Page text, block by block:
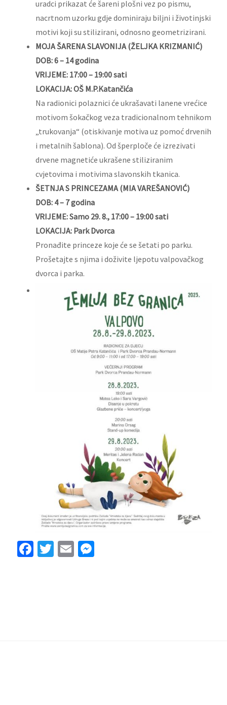
uradci prikazat će šareni plošni vez po pismu,
nacrtnom uzorku gdje dominiraju biljni i životinjski
motivi koji su stilizirani, odnosno geometrizirani.
MOJA ŠARENA SLAVONIJA (ŽELJKA KRIZMANIĆ)
DOB: 6 – 14 godina
VRIJEME: 17:00 – 19:00 sati
LOKACIJA: OŠ M.P.Katančića
Na radionici polaznici će ukrašavati lanene vrećice
motivom šokačkog veza tradicionalnom tehnikom
„trukovanja“ (otiskivanje motiva uz pomoć drvenih
i metalnih šablona). Od šperploče će izrezivati
drvene magnetiće ukrašene stiliziranim
cvjetovima i motivima slavonskih tkanica.
ŠETNJA S PRINCEZAMA (MIA VAREŠANOVIĆ)
DOB: 4 – 7 godina
VRIJEME: Samo 29. 8., 17:00 – 19:00 sati
LOKACIJA: Park Dvorca
Pronađite princeze koje će se šetati po parku.
Prošetajte s njima i doživite ljepotu valpovačkog
dvorca i parka.
Facebook
Twitter
Email